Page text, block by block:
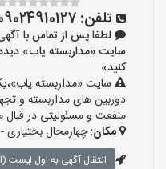
تلفن:
لطفا پس از تماس با
کنید»
سایت «مداربسته
دوربین های مداربسته و
منفعت و مسئولیتی در قبال
مکان:چهارمحال بختیاری
انتقال آگهی به اول لیست